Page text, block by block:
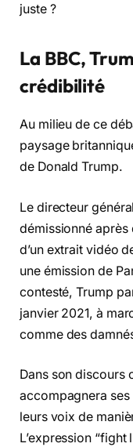
juste ?
La BBC,
crédibilité
Au milieu de ce
paysage
de Donald Trump.
Le directeur
démissionné après
d’un extrait vidéo
une émission de
contesté, Trump
janvier 2021, à
comme des
Dans son discours
accompagnera
leurs voix de
L’expression